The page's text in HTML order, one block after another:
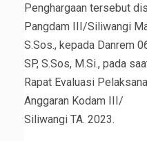
Penghargaan tersebut
Pangdam III/Siliwangi
S.Sos., kepada Danrem
SP, S.Sos, M.Si., pada
Rapat Evaluasi
Anggaran Kodam III/
Siliwangi TA. 2023.